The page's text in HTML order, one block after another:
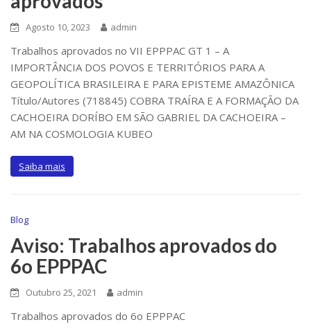
Agosto 10, 2023 admin
Trabalhos aprovados no VII EPPPAC GT 1 – A
IMPORTÂNCIA DOS POVOS E TERRITÓRIOS PARA A
GEOPOLÍTICA BRASILEIRA E PARA EPISTEME AMAZÔNICA
Título/Autores (718845) COBRA TRAÍRA E A FORMAÇÃO DA
CACHOEIRA DORÍBO EM SÃO GABRIEL DA CACHOEIRA –
AM NA COSMOLOGIA KUBEO
Saiba mais
Blog
Aviso: Trabalhos aprovados do
6o EPPPAC
Outubro 25, 2021 admin
Trabalhos aprovados do 6o EPPPAC